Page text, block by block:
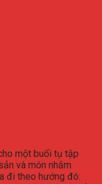
một buổi tụ tập
và món nhắm
đi theo hướng đó: